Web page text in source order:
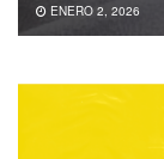
ENERO 2, 2026